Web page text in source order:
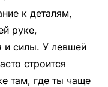
к деталям,
руке,
и силы. У левшей
строится
там, где ты чаще